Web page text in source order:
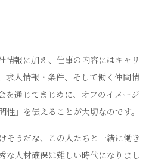
情報に加え、仕事の内容にはキャリ
求人情報・条件、そして働く仲間情
を通じてまじめに、オフのイメージ
」を伝えることが大切なのです。
そうだな、この人たちと一緒に働き
な人材確保は難しい時代になりまし